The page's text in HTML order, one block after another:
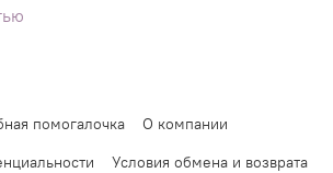
помогалочка
О компании
Условия обмена и возврата